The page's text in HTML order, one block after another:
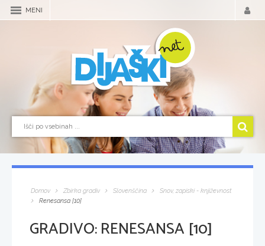
MENI
Domov Zbirka gradiv Slovenščina
Snov, zapiski - književnost
Renesansa [10]
GRADIVO:RENESANSA [10]